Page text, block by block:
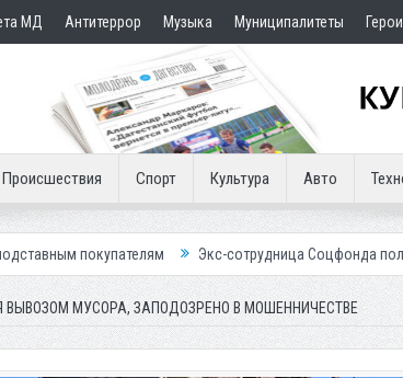
МД Антитеррор Музыка Муниципалитеты
Происшествия Спорт Культура Авто
Экс-сотрудница Соцфонда получила срок за
МУСОРА, ЗАПОДОЗРЕНО В МОШЕННИЧЕСТВЕ